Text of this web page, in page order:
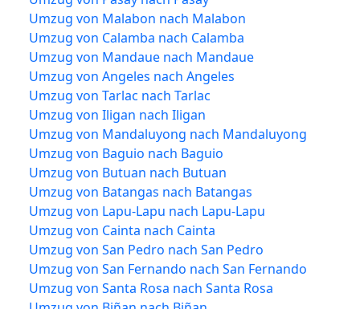
Umzug von Malabon nach Malabon
Umzug von Calamba nach Calamba
Umzug von Mandaue nach Mandaue
Umzug von Angeles nach Angeles
Umzug von Tarlac nach Tarlac
Umzug von Iligan nach Iligan
Umzug von Mandaluyong nach Mandaluyong
Umzug von Baguio nach Baguio
Umzug von Butuan nach Butuan
Umzug von Batangas nach Batangas
Umzug von Lapu-Lapu nach Lapu-Lapu
Umzug von Cainta nach Cainta
Umzug von San Pedro nach San Pedro
Umzug von San Fernando nach San Fernando
Umzug von Santa Rosa nach Santa Rosa